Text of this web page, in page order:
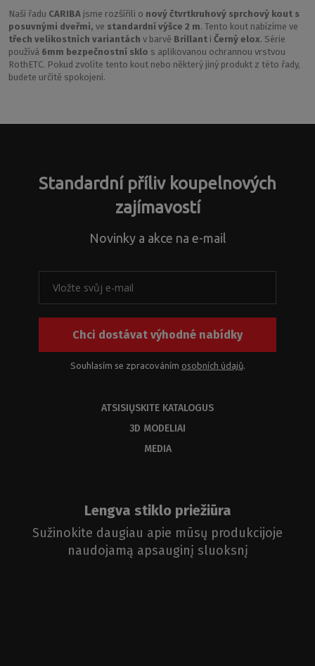
Naši řadu CARIBA jsme rozšířili o nový čtvrtkruhový sprchový kout s
posuvnými dveřmi, ve standardní výšce 2 m. Tento kout nabízíme ve
třech velikostních variantách v barvě Brillant i Černý elox. Série
používá 6mm bezpečnostní sklo s aplikovanou ochrannou vrstvou
RothETC. Pokud zvolíte tento kout nebo některý jiný produkt z této řady,
budete určitě spokojeni.
Standardní příliv koupelnových
zajímavostí
Novinky a akce na e-mail
Chci dostávat výhodné nabídky
Souhlasím se zpracováním osobních údajů.
ATSISIŲSKITE KATALOGUS
3D MODELIAI
MEDIA
Lengva stiklo priežiūra
Sužinokite daugiau apie mūsų produkcijoje
naudojamą apsauginį sluoksnį